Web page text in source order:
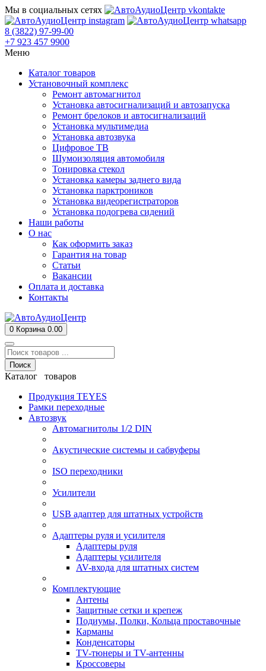
Мы в социальных сетях
8 (3822) 97-99-00
+7 923 457 9900
Меню
Каталог товаров
Установочный комплекс
Ремонт автомагнитол
Установка автосигнализаций и автозапуска
Ремонт брелоков и автосигнализаций
Установка мультимедиа
Установка автозвука
Цифровое ТВ
Шумоизоляция автомобиля
Тонировка стекол
Установка камеры заднего вида
Установка парктроников
Установка видеорегистраторов
Установка подогрева сидений
Наши работы
О нас
Как оформить заказ
Гарантия на товар
Статьи
Вакансии
Оплата и доставка
Контакты
0 Корзина 0.00
Поиск
Каталог товаров
Продукция TEYES
Рамки переходные
Автозвук
Автомагнитолы 1/2 DIN
Акустические системы и сабвуферы
ISO переходники
Усилители
USB адаптер для штатных устройств
Адаптеры руля и усилителя
Адаптеры руля
Адаптеры усилителя
AV-входа для штатных систем
Комплектующие
Антены
Защитные сетки и крепеж
Подиумы, Полки, Кольца проставочные
Карманы
Конденсаторы
TV-тюнеры и TV-антенны
Кроссоверы